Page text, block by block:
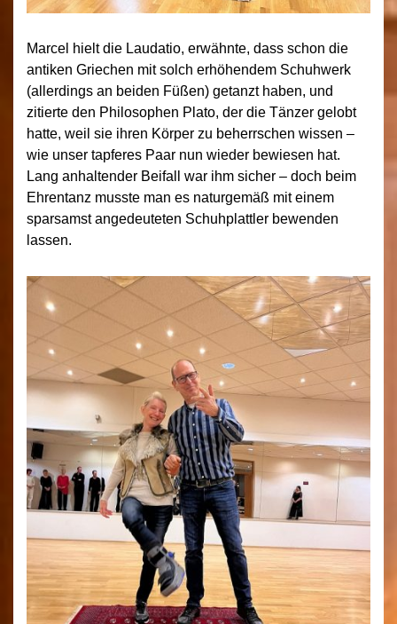
Marcel hielt die Laudatio, erwähnte, dass schon die
antiken Griechen mit solch erhöhendem Schuhwerk
(allerdings an beiden Füßen) getanzt haben, und
zitierte den Philosophen Plato, der die Tänzer gelobt
hatte, weil sie ihren Körper zu beherrschen wissen –
wie unser tapferes Paar nun wieder bewiesen hat.
Lang anhaltender Beifall war ihm sicher – doch beim
Ehrentanz musste man es naturgemäß mit einem
sparsamst angedeuteten Schuhplattler bewenden
lassen.